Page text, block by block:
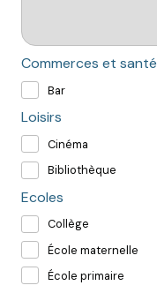
Commerces et santé
Bar
Loisirs
Cinéma
Bibliothèque
Ecoles
Collège
École maternelle
École primaire